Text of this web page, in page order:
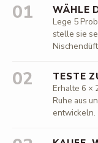
01 WÄHLE
Lege 5
stelle sie
02 TESTE
Erhalte 6 ×
Ruhe aus
entwickeln.